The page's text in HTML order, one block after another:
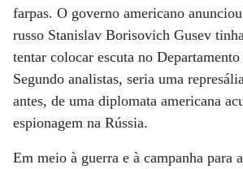
farpas. O governo americano
russo Stanislav Borisovich Gusev
tentar colocar escuta no Departamento
Segundo analistas, seria uma
antes, de uma diplomata americana
espionagem na Rússia.
Em meio à guerra e à campanha para